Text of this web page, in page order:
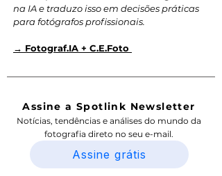
na IA e traduzo isso em decisões práticas
para fotógrafos profissionais.
→ Fotograf.IA + C.E.Foto
Assine a Spotlink Newsletter
Notícias, tendências e análises do mundo da
fotografia direto no seu e-mail.
Assine grátis